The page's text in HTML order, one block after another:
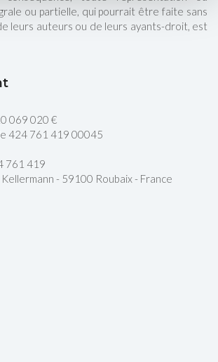
ou partielle, qui pourrait être faite sans
leurs auteurs ou de leurs ayants-droit, est
069 020 €
424 761 419 00045
761 419
- 59100 Roubaix - France